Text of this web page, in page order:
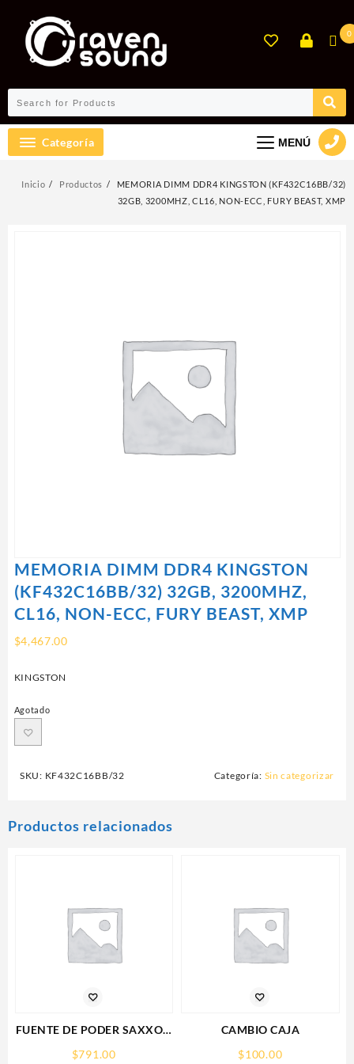
contenido
0
Categoría MENÚ
Inicio Productos
MEMORIA DIMM DDR4 KINGSTON (KF432C16BB/32)
32GB, 3200MHZ, CL16, NON-ECC, FURY BEAST, XMP
MEMORIA DIMM DDR4 KINGSTON
(KF432C16BB/32) 32GB, 3200MHZ,
CL16, NON-ECC, FURY BEAST, XMP
$4,467.00
KINGSTON
Agotado
SKU: KF432C16BB/32 Categoría: Sin categorizar
Productos relacionados
FUENTE DE PODER SAXXON
$791.00
CAMBIO CAJA
$100.00